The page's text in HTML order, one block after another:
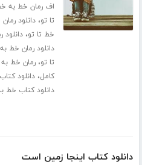
اف رمان خط به
تا تو،دانلود
خط تا تو،
دانلود رمان خط
تا تو،رمان خط
کامل،دانلود
دانلود کتاب خط
دانلود کتاب اینجا زمین است